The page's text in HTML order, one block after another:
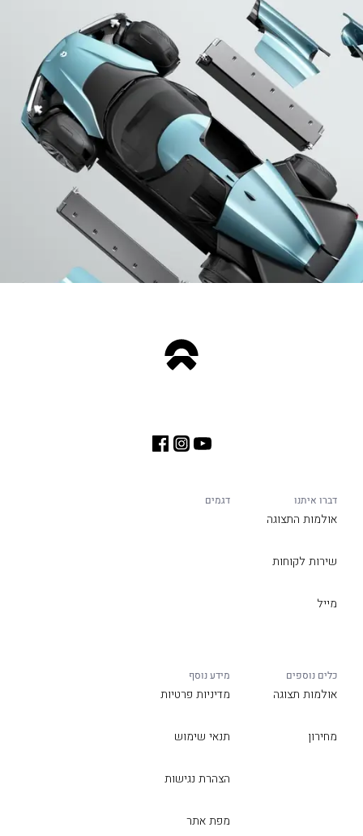
דברו איתנו
אולמות התצוגה
שירות לקוחות
מייל
דגמים
כלים נוספים
אולמות תצוגה
מחירון
מידע נוסף
מדיניות פרטיות
תנאי שימוש
הצהרת נגישות
מפת אתר